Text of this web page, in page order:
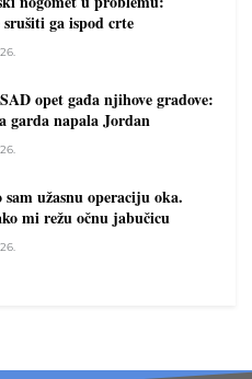
ga ispod crte
opet gađa njihove gradove:
garda napala Jordan
užasnu operaciju oka.
mi režu očnu jabučicu